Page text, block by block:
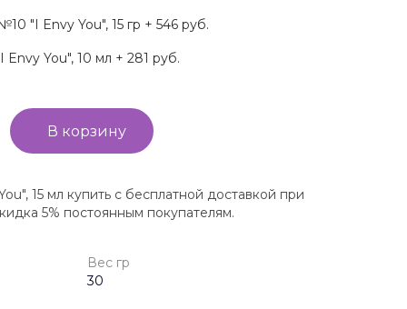
"I Envy You", 15 гр + 546 руб.
You", 10 мл + 281 руб.
В корзину
15 мл купить с бесплатной доставкой при
5% постоянным покупателям.
Вес гр
30